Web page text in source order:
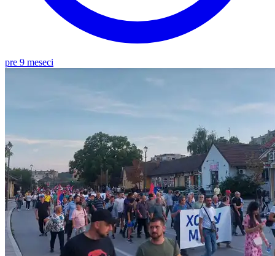
pre 9 meseci